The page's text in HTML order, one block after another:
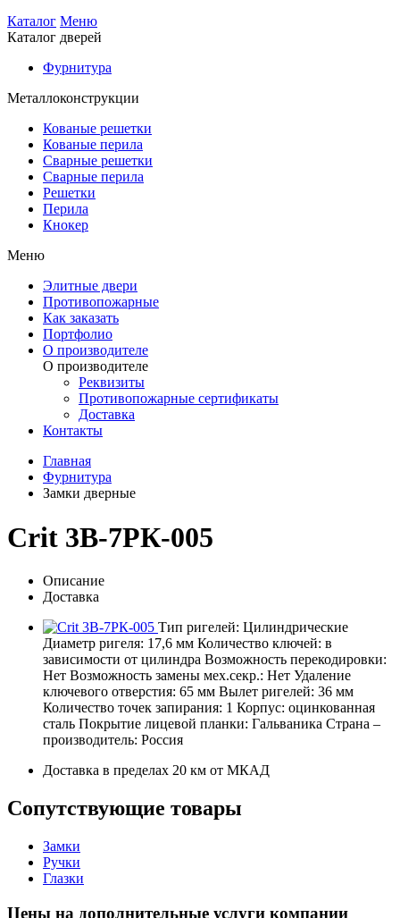
Каталог Меню
Каталог дверей
Фурнитура
Металлоконструкции
Кованые решетки
Кованые перила
Сварные решетки
Сварные перила
Решетки
Перила
Кнокер
Меню
Элитные двери
Противопожарные
Как заказать
Портфолио
О производителе
О производителе
Реквизиты
Противопожарные сертификаты
Доставка
Контакты
Главная
Фурнитура
Замки дверные
Crit 3B-7РК-005
Описание
Доставка
Тип ригелей: Цилиндрические
Диаметр ригеля: 17,6 мм Количество ключей: в
зависимости от цилиндра Возможность перекодировки:
Нет Возможность замены мех.секр.: Нет Удаление
ключевого отверстия: 65 мм Вылет ригелей: 36 мм
Количество точек запирания: 1 Корпус: оцинкованная
сталь Покрытие лицевой планки: Гальваника Страна –
производитель: Россия
Доставка в пределах 20 км от МКАД
Сопутствующие товары
Замки
Ручки
Глазки
Цены на дополнительные услуги компании